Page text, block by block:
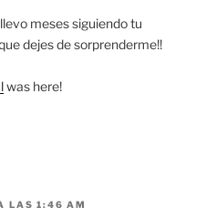
meses siguiendo tu
dejes de sorprenderme!!
was here!
LAS 1:46 AM